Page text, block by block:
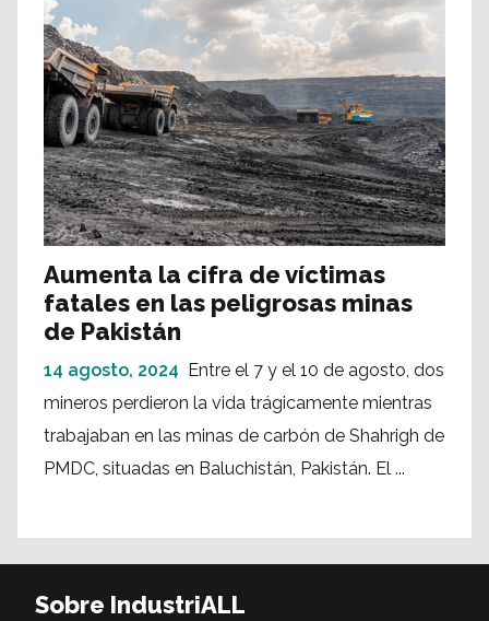
Aumenta la cifra de víctimas
fatales en las peligrosas minas
de Pakistán
14 agosto, 2024
Entre el 7 y el 10 de agosto, dos
mineros perdieron la vida trágicamente mientras
trabajaban en las minas de carbón de Shahrigh de
PMDC, situadas en Baluchistán, Pakistán. El ...
Sobre IndustriALL